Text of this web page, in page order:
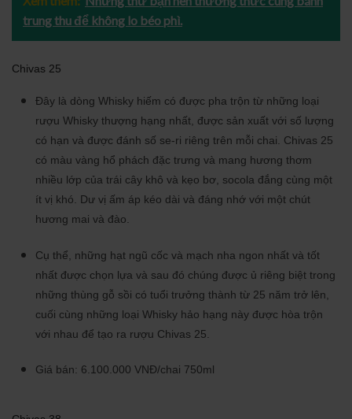
trung thu để không lo béo phì.
Chivas 25
Đây là dòng Whisky hiếm có được pha trộn từ những loại
rượu Whisky thượng hạng nhất, được sản xuất với số lượng
có hạn và được đánh số se-ri riêng trên mỗi chai. Chivas 25
có màu vàng hổ phách đặc trưng và mang hương thơm
nhiều lớp của trái cây khô và kẹo bơ, socola đắng cùng một
ít vị khó. Dư vị ấm áp kéo dài và đáng nhớ với một chút
hương mai và đào.
Cụ thể, những hạt ngũ cốc và mạch nha ngon nhất và tốt
nhất được chọn lựa và sau đó chúng được ủ riêng biệt trong
những thùng gỗ sồi có tuổi trưởng thành từ 25 năm trở lên,
cuối cùng những loại Whisky hảo hạng này được hòa trộn
với nhau để tạo ra rượu Chivas 25.
Giá bán: 6.100.000 VNĐ/chai 750ml